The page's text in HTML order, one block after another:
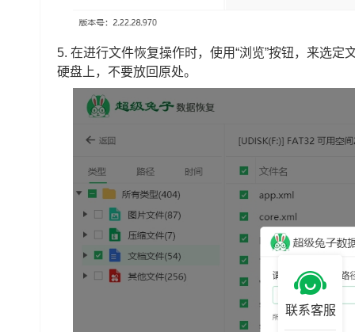
5. 在进行文件恢复操作时，使用“浏览”按钮，来选
硬盘上，不要放回原处。
联系客服